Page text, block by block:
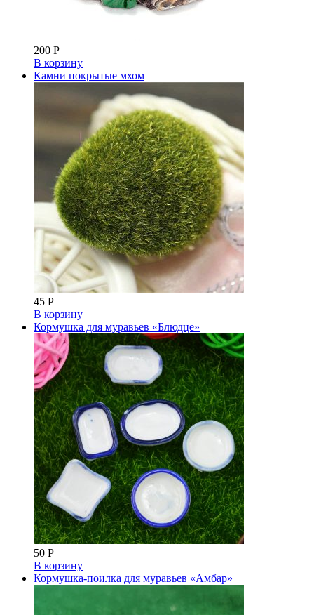
200 Р
В корзину
Камни покрытые мхом
45 Р
В корзину
Кормушка для муравьев «Блюдце»
50 Р
В корзину
Кормушка-поилка для муравьев «Амбар»